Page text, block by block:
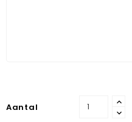
Aantal